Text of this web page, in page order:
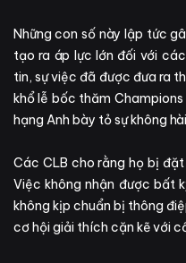
Những con số này lập tức
tạo ra áp lực lớn đối với các
tin, sự việc đã được đưa ra
khổ lễ bốc thăm
hạng Anh bày tỏ sự không
Các CLB cho rằng họ bị
Việc không nhận được bất
không kịp chuẩn bị thông
cơ hội giải thích cặn kẽ với